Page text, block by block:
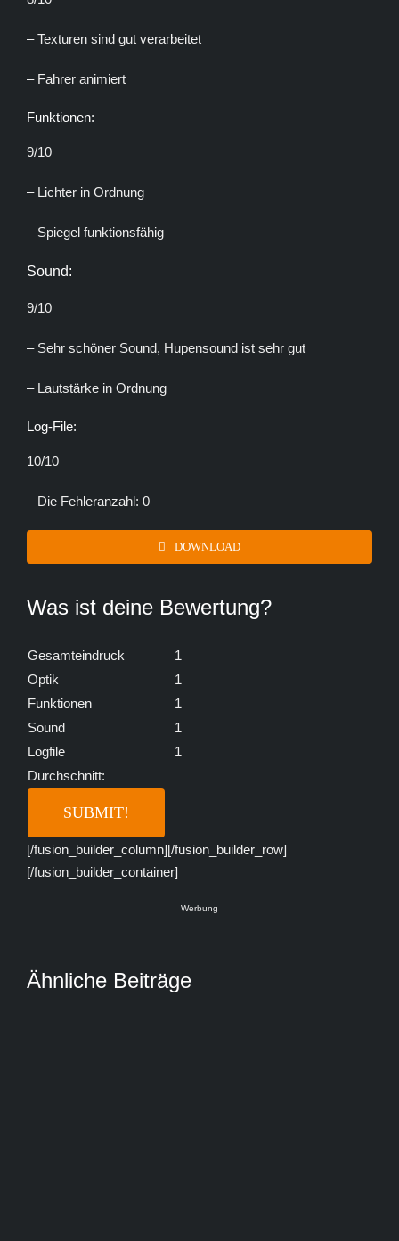
– Texturen sind gut verarbeitet
– Fahrer animiert
Funktionen:
9/10
– Lichter in Ordnung
– Spiegel funktionsfähig
Sound:
9/10
– Sehr schöner Sound, Hupensound ist sehr gut
– Lautstärke in Ordnung
Log-File:
10/10
– Die Fehleranzahl: 0
DOWNLOAD
Was ist deine Bewertung?
Gesamteindruck
1
Optik
1
Funktionen
1
Sound
1
Logfile
1
Durchschnitt:
[/fusion_builder_column][/fusion_builder_row]
[/fusion_builder_container]
Werbung
Ähnliche Beiträge